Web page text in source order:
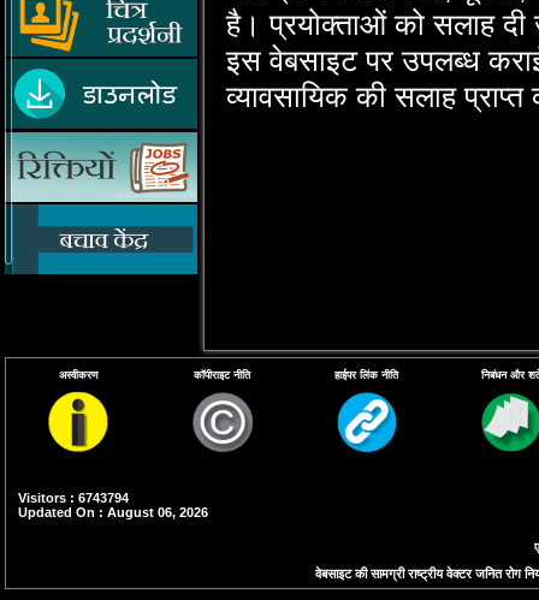
है। प्रयोक्‍ताओं को सलाह
इस वेबसाइट पर उपलब्‍ध
व्‍यावसायिक की सलाह
अस्वीकरण कॉपीराइट नीति हाईपर लिंक नीति निबंधन और
Visitors : 6743794
Updated On : August 06, 2026
वेबसाइट की सामग्री राष्ट्रीय वेक्टर जनित रोग